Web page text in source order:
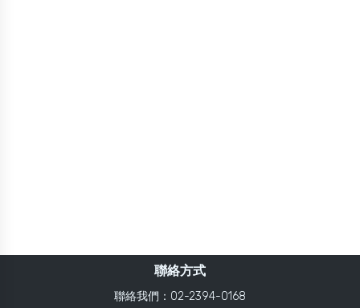
聯絡方式
聯絡我們：02-2394-0168